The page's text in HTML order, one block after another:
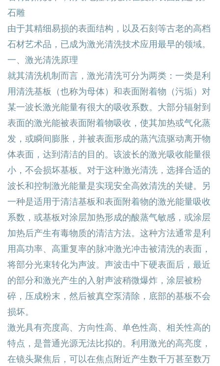
石雕
由于其精细易损的表面结构，以及石刻等古老的高档
石材艺术品，已成为激光清洗技术应用最早的领域。
一、激光清洗原理
就其清洗机制而言，激光清洗可分为两类：一类是利
用清洗基板（也称为母体）和表面附着物（污垢）对
某一波长激光能量有很大的吸收系数。大部分辐射到
表面的激光能被表面附着物吸收，使其加热或气化蒸
发，或瞬间膨胀，并被表面形成的蒸汽流驱动离开物
体表面，达到清洁的目的。该波长的激光吸收能量很
小，不会损坏基板。对于这种激光清洗，选择合适的
波长和控制激光能量是实现安全高效清洗的关键。另
一种是适用于清洁基板和表面附着物的激光能量吸收
系数，或基板对涂层加热形成的酸蒸气敏感，或涂层
加热后产生有毒物质的清洁方法。这种方法通常是利
用高功率、高重复率的脉冲激光冲击被清洗的表面，
将部分光束转化为声波。声波击中下硬表面后，最近
的部分和激光产生的入射声波稍微爆炸，涂层被粉
碎，压成粉末，然后被真空泵清除，底部的基板不会
损坏。
激光具有亮度高、方向性高、单色性高、相关性高的
特点，是普通光源无法比拟的。利用激光的高亮度，
在镜头聚焦后，可以在焦点附近产生数千万甚至数万